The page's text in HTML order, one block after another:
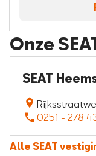
Onze
SEAT
0251 - 278
Alle SEAT